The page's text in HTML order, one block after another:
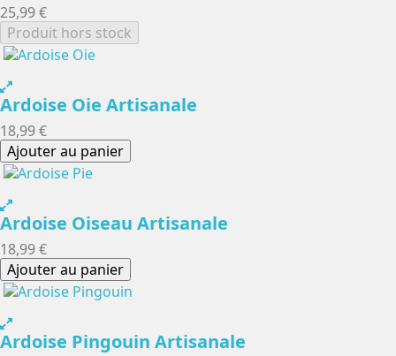
25,99 €
Produit hors stock
Ardoise Oie Artisanale
18,99 €
Ajouter au panier
Ardoise Oiseau Artisanale
18,99 €
Ajouter au panier
Ardoise Pingouin Artisanale